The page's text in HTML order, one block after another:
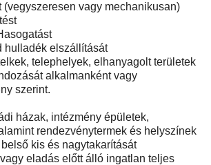
(vegyszeresen vagy mechanikusan)
hulladék elszállítását
telephelyek, elhanyagolt területek
alkalmanként vagy
szerint.
házak, intézmény épületek,
rendezvénytermek és helyszínek
kis és nagytakarítását
eladás előtt álló ingatlan teljes